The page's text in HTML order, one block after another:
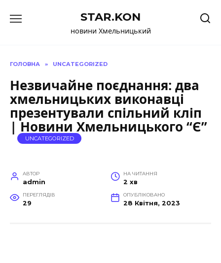
до
STAR.KON
новини Хмельницький
ГОЛОВНА » UNCATEGORIZED
Незвичайне поєднання: два
хмельницьких виконавці
презентували спільний кліп
| Новини Хмельницького “Є”
UNCATEGORIZED
АВТОР
admin
НА ЧИТАННЯ
2 хв
ПЕРЕГЛЯДІВ
29
ОПУБЛІКОВАНО
28 Квітня, 2023